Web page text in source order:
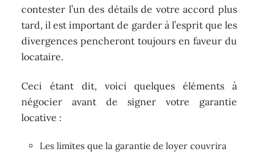
contester l’un des détails de votre accord plus
tard, il est important de garder à l’esprit que les
divergences pencheront toujours en faveur du
locataire.
Ceci étant dit, voici quelques éléments à
négocier avant de signer votre garantie
locative :
Les limites que la garantie de loyer couvrira